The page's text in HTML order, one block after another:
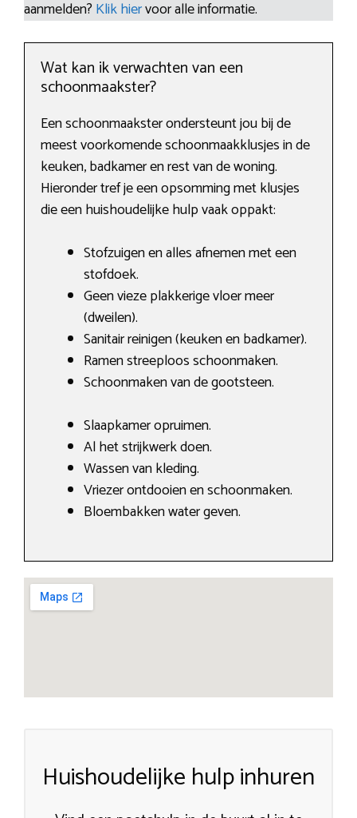
aanmelden? Klik hiervoor alle informatie.
Wat kan ik verwachten van een
schoonmaakster?
Een schoonmaakster ondersteunt jou bij de
meest voorkomende schoonmaakklusjes in de
keuken, badkamer en rest van de woning.
Hieronder tref je een opsomming met klusjes
die een huishoudelijke hulp vaak oppakt:
Stofzuigen en alles afnemen met een
stofdoek.
Geen vieze plakkerige vloer meer
(dweilen).
Sanitair reinigen (keuken en badkamer).
Ramen streeploos schoonmaken.
Schoonmaken van de gootsteen.
Slaapkamer opruimen.
Al het strijkwerk doen.
Wassen van kleding.
Vriezer ontdooien en schoonmaken.
Bloembakken water geven.
Huishoudelijke hulp inhuren